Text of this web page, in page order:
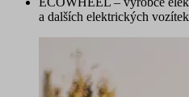
a dalších elektrických